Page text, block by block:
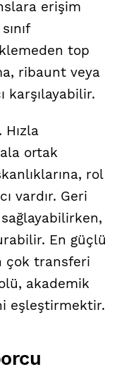
erişim
top
ribaunt veya
karşılayabilir.
ortak
rol
vardır. Geri
En güçlü
çok transferi
akademik
eşleştirmektir.